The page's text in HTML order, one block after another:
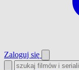
Zaloguj się